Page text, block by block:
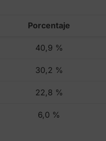
Porcentaje
40,9 %
30,2 %
22,8 %
6,0 %